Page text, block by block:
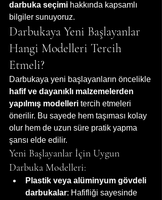
darbuka seçimi hakkında kapsamlı
bilgiler sunuyoruz.
Darbukaya Yeni Başlayanlar
Hangi Modelleri Tercih
Etmeli?
Darbukaya yeni başlayanların öncelikle
hafif ve dayanıklı malzemelerden
yapılmış modelleri tercih etmeleri
önerilir. Bu sayede hem taşıması kolay
olur hem de uzun süre pratik yapma
şansı elde edilir.
Yeni Başlayanlar İçin Uygun
Darbuka Modelleri:
Plastik veya alüminyum gövdeli
darbukalar: Hafifliği sayesinde